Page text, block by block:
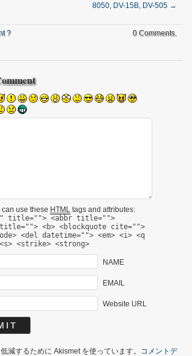
8050, DV-15B, DV-505 →
? 0 Comments.
can use these HTML tags and attributes:
title=""> <abbr title="">
title=""> <b> <blockquote cite="">
<del datetime=""> <em> <i> <q
<strike> <strong>
NAME
EMAIL
Website URL
減するために Akismet を使っています。 コメントデ